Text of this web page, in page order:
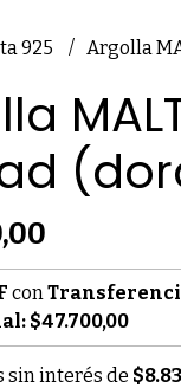
925 Argolla
con
$47.700,00
sin interés de